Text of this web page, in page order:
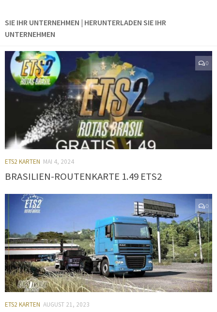
SIE IHR UNTERNEHMEN | HERUNTERLADEN SIE IHR
UNTERNEHMEN
0
ETS2 KARTEN MAI 4, 2024
BRASILIEN-ROUTENKARTE 1.49 ETS2
0
ETS2 KARTEN AUGUST 21, 2023